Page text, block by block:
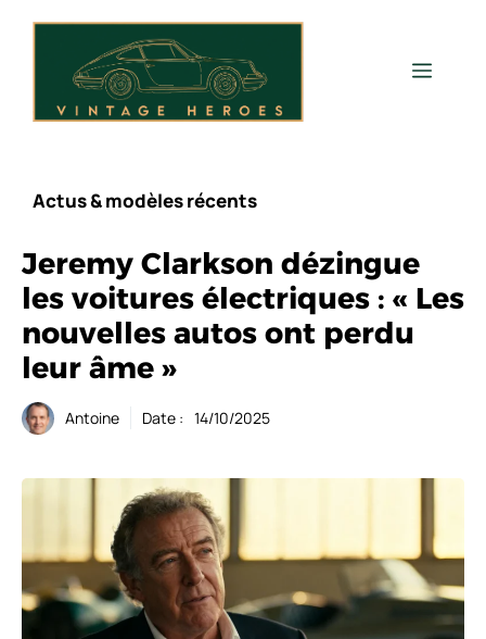
Menu
Actus & modèles récents
Jeremy Clarkson dézingue
les voitures électriques : « Les
nouvelles autos ont perdu
leur âme »
Antoine Date : 14/10/2025